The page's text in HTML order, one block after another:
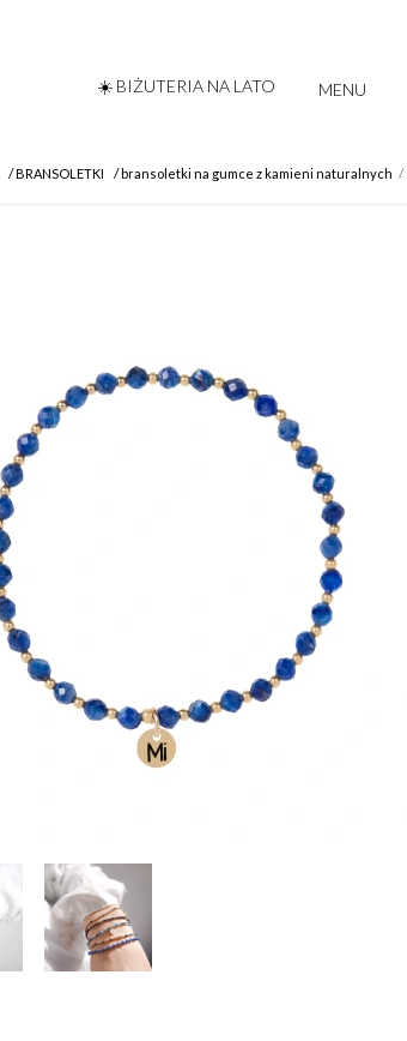
☀️ BIŻUTERIA NA LATO MENU
BRANSOLETKI bransoletki na gumce z kamieni naturalnych